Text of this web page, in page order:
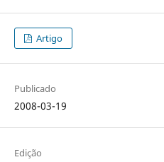
Artigo
Publicado
2008-03-19
Edição